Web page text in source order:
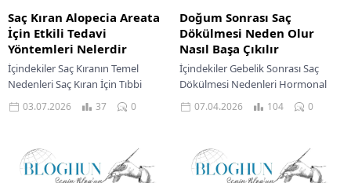
Saç Kıran Alopecia Areata
İçin Etkili Tedavi
Yöntemleri Nelerdir
İçindekiler Saç Kıranın Temel
Nedenleri Saç Kıran İçin Tıbbi
Tedavi Yaklaşımları Destekleyici
Uygulamalar Ve Yaşam Tarzı
Bakım...
03.07.2026 37 0
Doğum Sonrası Saç
Dökülmesi Neden Olur
Nasıl Başa Çıkılır
İçindekiler Gebelik Sonrası Saç
Dökülmesi Nedenleri Hormonal
Değişimler Stres Beslenme
Yetersizlikleri Uyku Eksikliği Ve
Yöntemleri Saçları...
07.04.2026 104 0